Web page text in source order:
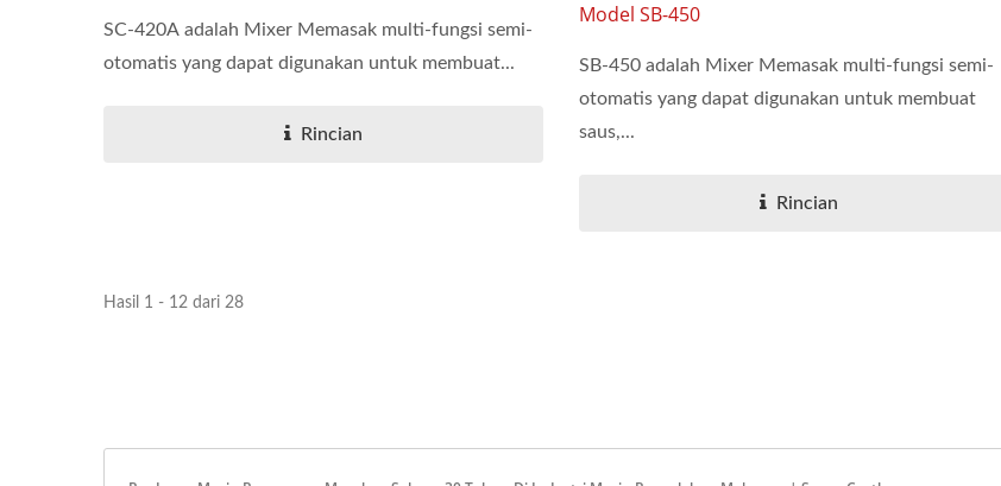
SC-420A adalah Mixer Memasak multi-fungsi semi-
otomatis yang dapat digunakan untuk membuat...
Rincian
Model SB-450
SB-450 adalah Mixer Memasak multi-fungsi semi-
otomatis yang dapat digunakan untuk membuat
saus,...
Rincian
Hasil 1 - 12 dari 28